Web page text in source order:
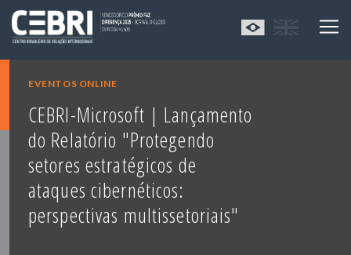
EVENTOS ONLINE
CEBRI-Microsoft | Lançamento
do Relatório "Protegendo
setores estratégicos de
ataques cibernéticos:
perspectivas multissetoriais"